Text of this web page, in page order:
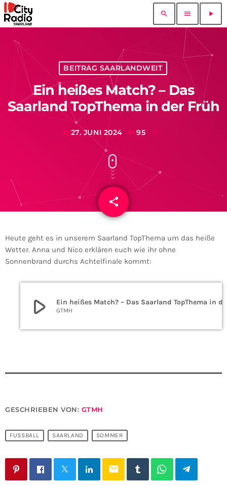
search menu play_arrow
BEITRAG SAARLANDWEIT
Ein heißes Match? – Das
Saarland TopThema in der Früh
today 27. JUNI 2024 95
share
email
Heute geht es in unserem Saarland TopThema um das heiße
Wetter. Anna und Nico erklären euch wie ihr ohne
Sonnenbrand durchs Achtelfinale kommt:
play_arrow GTMH
GESCHRIEBEN VON: GTMH
FUSSBALL SAARLAND SOMMER
email